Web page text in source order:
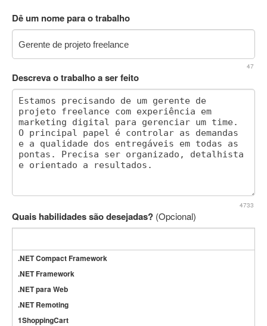
Dê um nome para o trabalho
47
Descreva o trabalho a ser feito
4733
Quais habilidades são desejadas? (Opcional)
.NET Compact Framework
.NET Framework
.NET para Web
.NET Remoting
1ShoppingCart